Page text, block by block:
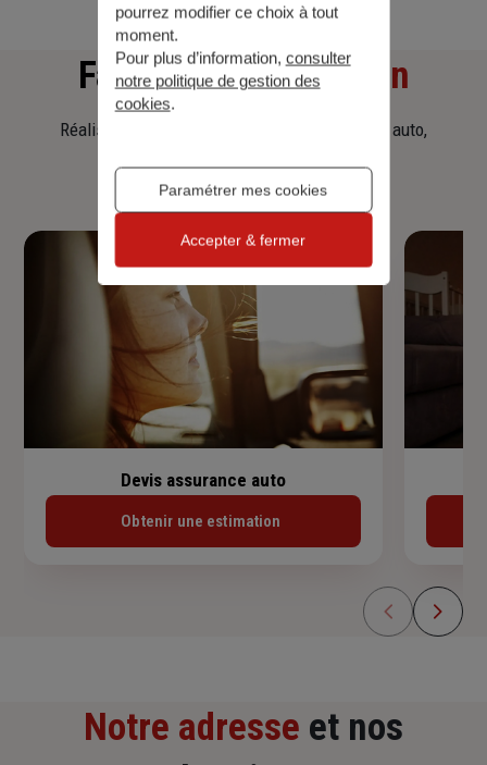
Faitesune simulation
Réalisez une simulation tarifaire d'assurance, auto,
Devis assurance auto
Obtenir une estimation
Notre adresse et nos
pourrez modifier ce choix à tout
moment.
Pour plus d’information, consulter
notre politique de gestion des
cookies.
Paramétrer mes cookies
Accepter & fermer